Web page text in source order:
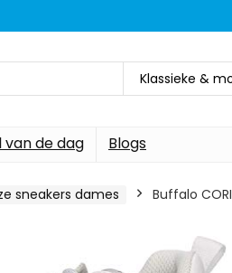
Klassieke &
van de dag Blogs
sneakers dames Buffalo